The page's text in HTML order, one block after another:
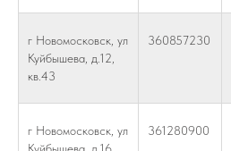
г Новомосковск, ул
Куйбышева, д.12,
кв.43
360857230
г Новомосковск, ул
361280900